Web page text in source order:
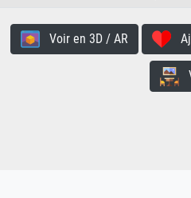
Voir en 3D / AR